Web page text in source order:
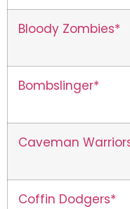
Bloody Zombies*
Bombslinger*
Caveman
Coffin Dodgers*